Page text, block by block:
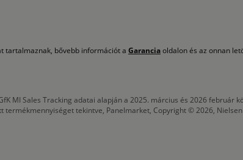
tartalmaznak, bővebb információt a Garanciaoldalon és az onnan
MI Sales Tracking adatai alapján a 2025. március és 2026 február
termékmennyiséget tekintve, Panelmarket, Copyright © 2026, Nielsen